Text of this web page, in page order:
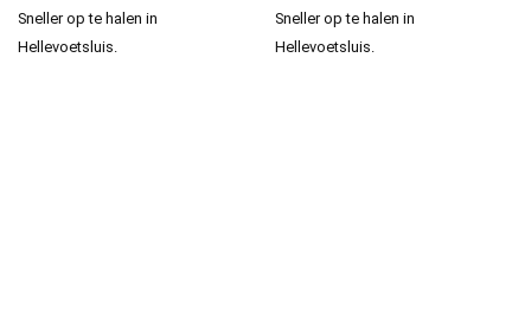
Sneller op te halen in
Hellevoetsluis.
Sneller op te halen in
Hellevoetsluis.